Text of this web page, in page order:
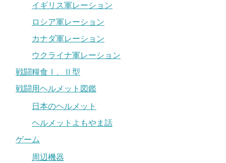
イギリス軍レーション
ロシア軍レーション
カナダ軍レーション
ウクライナ軍レーション
戦闘糧食Ⅰ、Ⅱ型
戦闘用ヘルメット図鑑
日本のヘルメット
ヘルメットよもやま話
ゲーム
周辺機器